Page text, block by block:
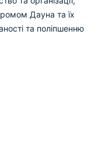
Дауна та їх
та поліпшенню